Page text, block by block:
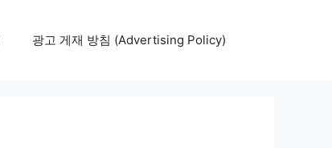
광고 게재 방침 (Advertising Policy)